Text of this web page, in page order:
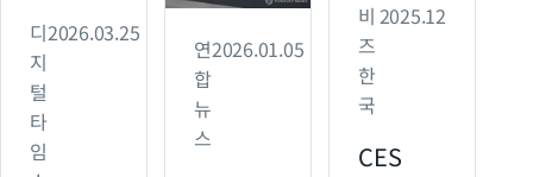
디
지
털
타
임
2026.03.25
연
합
뉴
스
2026.01.05
비
즈
한
국
2025.12
CES